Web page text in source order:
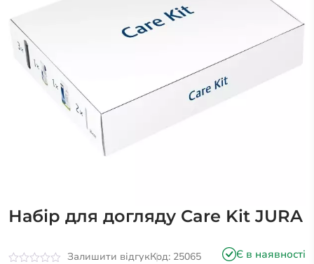
Набір для догляду Care Kit JURA
Залишити відгукКод: 25065 Є в наявності